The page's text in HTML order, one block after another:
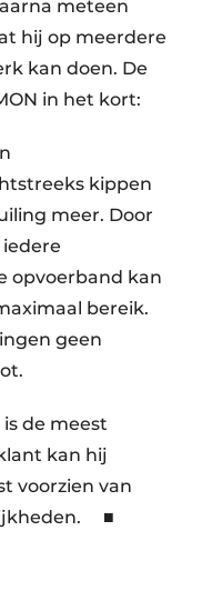
meteen
hij op meerdere
kan doen. De
in het kort:
kippen
meer. Door
opvoerband kan
bereik.
geen
de meest
kan hij
voorzien van
■